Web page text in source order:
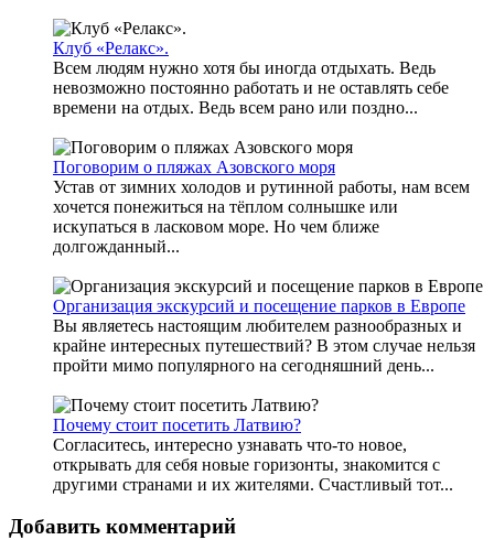
Клуб «Релакс».
Всем людям нужно хотя бы иногда отдыхать. Ведь
невозможно постоянно работать и не оставлять себе
времени на отдых. Ведь всем рано или поздно...
Поговорим о пляжах Азовского моря
Устав от зимних холодов и рутинной работы, нам всем
хочется понежиться на тёплом солнышке или
искупаться в ласковом море. Но чем ближе
долгожданный...
Организация экскурсий и посещение парков в Европе
Вы являетесь настоящим любителем разнообразных и
крайне интересных путешествий? В этом случае нельзя
пройти мимо популярного на сегодняшний день...
Почему стоит посетить Латвию?
Согласитесь, интересно узнавать что-то новое,
открывать для себя новые горизонты, знакомится с
другими странами и их жителями. Счастливый тот...
Добавить комментарий